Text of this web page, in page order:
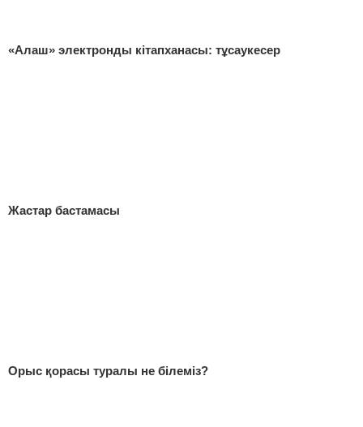
«Алаш» электронды кітапханасы: тұсаукесер
Жастар бастамасы
Орыс қорасы туралы не білеміз?